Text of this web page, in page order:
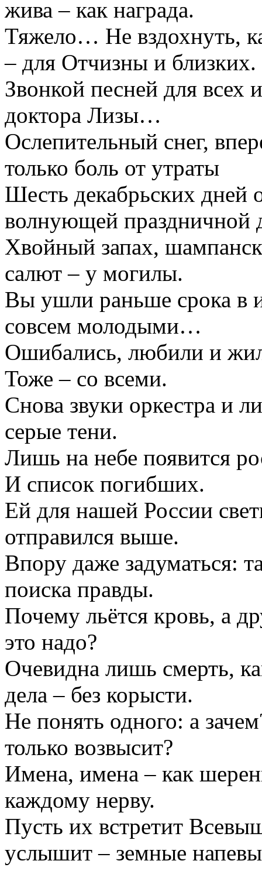
жива – как награда.
Тяжело… Не вздохнуть,
– для Отчизны и близких.
Звонкой песней для всех
доктора Лизы…
Ослепительный снег,
только боль от утраты
Шесть декабрьских дней
волнующей
Хвойный запах,
салют – у могилы.
Вы ушли раньше срока в
совсем молодыми…
Ошибались, любили и
Тоже – со всеми.
Снова звуки оркестра и
серые тени.
Лишь на небе появится
И список погибших.
Ей для нашей России
отправился выше.
Впору даже задуматься:
поиска правды.
Почему льётся кровь, а
это надо?
Очевидна лишь смерть,
дела – без корысти.
Не понять одного: а
только возвысит?
Имена, имена – как
каждому нерву.
Пусть их встретит
услышит – земные